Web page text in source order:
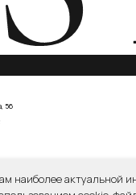
наиболее актуальной